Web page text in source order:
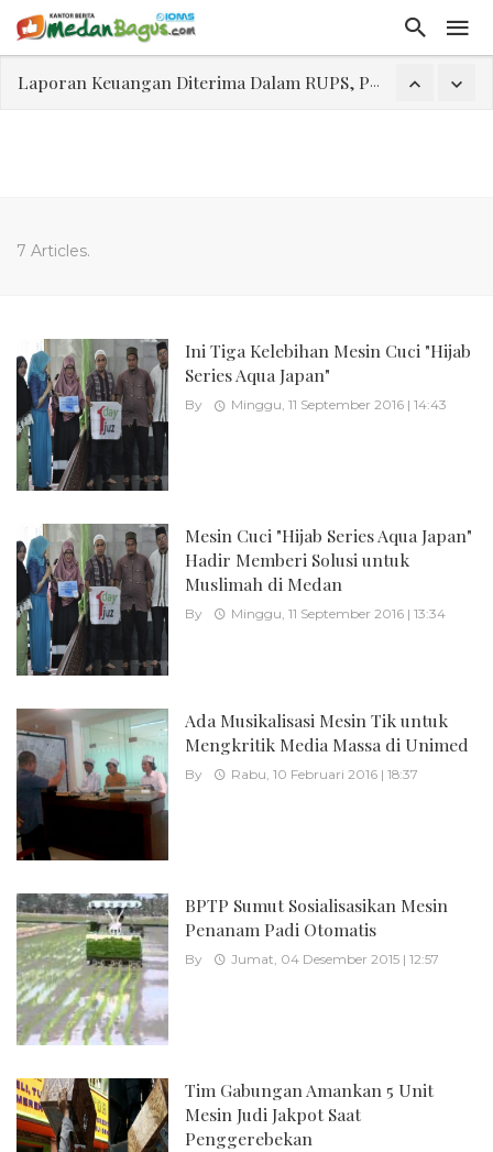
Laporan Keuangan Diterima Dalam RUPS, Pelaporan Hingga Penahanan Mantan Direktur PT GKS Dinilai Rancu
7 Articles.
Ini Tiga Kelebihan Mesin Cuci "Hijab
Series Aqua Japan"
By Minggu, 11 September 2016 | 14:43
Mesin Cuci "Hijab Series Aqua Japan"
Hadir Memberi Solusi untuk
Muslimah di Medan
By Minggu, 11 September 2016 | 13:34
Ada Musikalisasi Mesin Tik untuk
Mengkritik Media Massa di Unimed
By Rabu, 10 Februari 2016 | 18:37
BPTP Sumut Sosialisasikan Mesin
Penanam Padi Otomatis
By Jumat, 04 Desember 2015 | 12:57
Tim Gabungan Amankan 5 Unit
Mesin Judi Jakpot Saat
Penggerebekan